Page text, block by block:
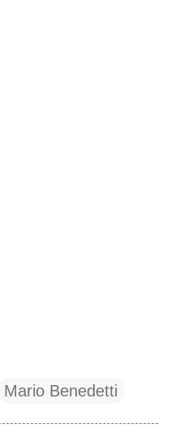
Mario Benedetti